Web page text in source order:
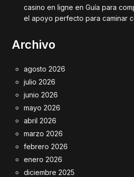
casino en ligne en Guía para
el apoyo perfecto para caminar
Archivo
agosto 2026
julio 2026
junio 2026
mayo 2026
abril 2026
marzo 2026
febrero 2026
enero 2026
diciembre 2025